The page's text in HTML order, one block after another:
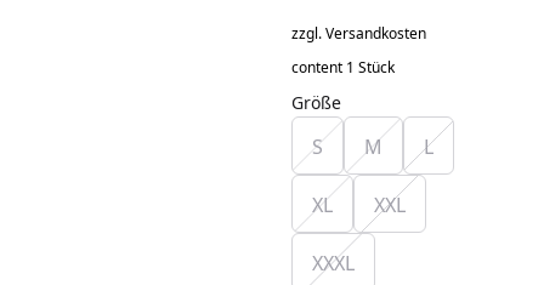
zzgl. Versandkosten
content 1 Stück
Größe
S M L
XL XXL
XXXL